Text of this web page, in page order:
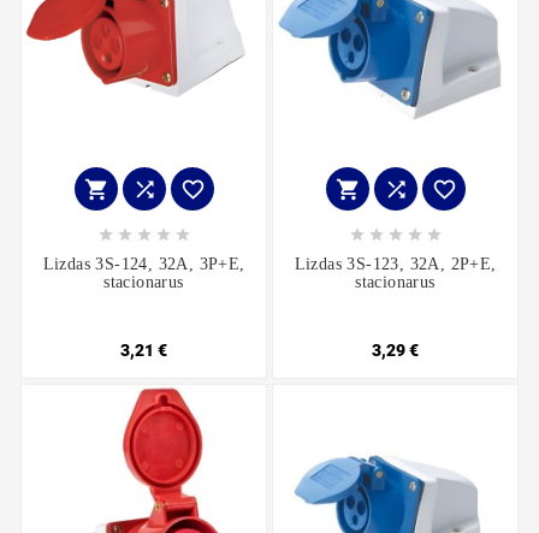
  
    
Lizdas 3S-124, 32A, 3P+E,
stacionarus
3,21 €
  
    
Lizdas 3S-123, 32A, 2P+E,
stacionarus
3,29 €